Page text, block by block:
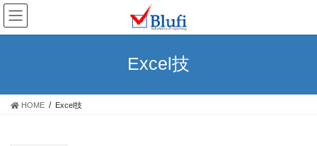
コ
ン
テ
ス
ナ
ビ
ゲ
ン
Excel技
HOME Excel技